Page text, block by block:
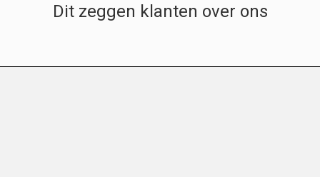
Dit zeggen klanten over ons